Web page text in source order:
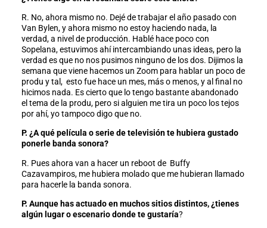
R. No, ahora mismo no. Dejé de trabajar el año pasado con
Van Bylen, y ahora mismo no estoy haciendo nada, la
verdad, a nivel de producción. Hablé hace poco con
Sopelana, estuvimos ahí intercambiando unas ideas, pero la
verdad es que no nos pusimos ninguno de los dos. Dijimos la
semana que viene hacemos un Zoom para hablar un poco de
produ y tal, esto fue hace un mes, más o menos, y al final no
hicimos nada. Es cierto que lo tengo bastante abandonado
el tema de la produ, pero si alguien me tira un poco los tejos
por ahí, yo tampoco digo que no.
P. ¿A qué película o serie de televisión te hubiera gustado
ponerle banda sonora?
R. Pues ahora van a hacer un reboot de Buffy
Cazavampiros, me hubiera molado que me hubieran llamado
para hacerle la banda sonora.
P. Aunque has actuado en muchos sitios distintos, ¿tienes
algún lugar o escenario donde te gustaría?